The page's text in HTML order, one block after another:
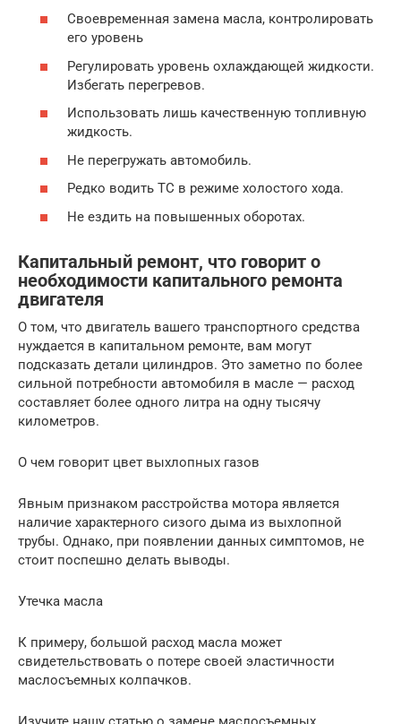
Своевременная замена масла, контролировать
его уровень
Регулировать уровень охлаждающей жидкости.
Избегать перегревов.
Использовать лишь качественную топливную
жидкость.
Не перегружать автомобиль.
Редко водить ТС в режиме холостого хода.
Не ездить на повышенных оборотах.
Капитальный ремонт, что говорит о
необходимости капитального ремонта
двигателя
О том, что двигатель вашего транспортного средства
нуждается в капитальном ремонте, вам могут
подсказать детали цилиндров. Это заметно по более
сильной потребности автомобиля в масле — расход
составляет более одного литра на одну тысячу
километров.
О чем говорит цвет выхлопных газов
Явным признаком расстройства мотора является
наличие характерного сизого дыма из выхлопной
трубы. Однако, при появлении данных симптомов, не
стоит поспешно делать выводы.
Утечка масла
К примеру, большой расход масла может
свидетельствовать о потере своей эластичности
маслосъемных колпачков.